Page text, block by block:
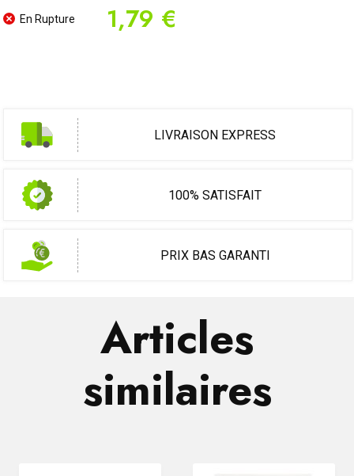
En Rupture 1,79 €
LIVRAISON EXPRESS
100% SATISFAIT
PRIX BAS GARANTI
Articles
similaires